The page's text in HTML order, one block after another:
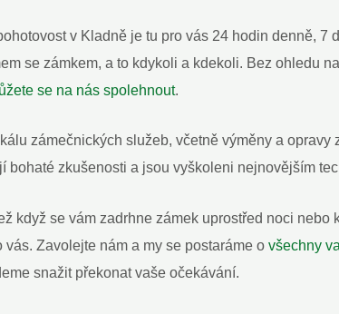
v Kladně je tu pro vás 24 hodin denně,
se zámkem, a to kdykoli a kdekoli. Bez ohledu
se na nás spolehnout.
zámečnických služeb, včetně výměny a
bohaté zkušenosti a jsou vyškoleni nejnovějším
když se vám zadrhne zámek uprostřed noci
vás. Zavolejte nám a my se postaráme o všechny
snažit překonat vaše očekávání.